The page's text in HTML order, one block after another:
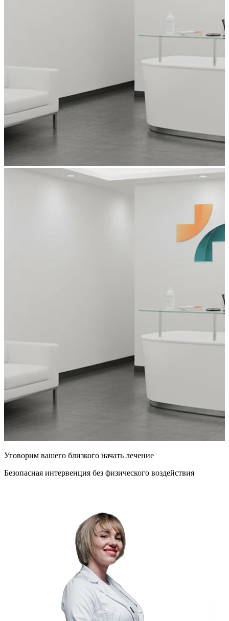
Уговорим вашего близкого начать лечение
Безопасная интервенция без физического воздействия